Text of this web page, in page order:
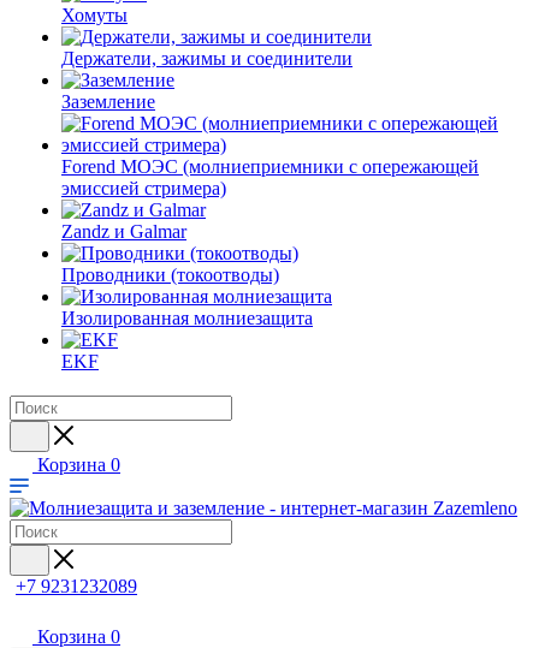
Хомуты
Держатели, зажимы и соединители
Заземление
Forend МОЭС (молниеприемники с опережающей
эмиссией стримера)
Zandz и Galmar
Проводники (токоотводы)
Изолированная молниезащита
EKF
Корзина 0
+7 9231232089
Корзина 0